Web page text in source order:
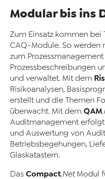
Modular bis ins
Zum Einsatz kommen bei
CAQ-Module. So werden
zum
Prozessbeschreibungen
und verwaltet. Mit dem
Risikoanalysen,
erstellt und die Themen
überwacht. Mit dem QAM
Auditmanagement
und Auswertung von
Betriebsbegehungen,
Glaskatastern.
Das Compact.NetModul